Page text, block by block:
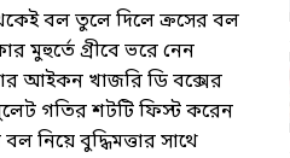
বল তুলে দিলে ক্রসের বল
মুহুর্তে গ্রীবে ভরে নেন
আইকন খাজরি ডি বক্সের
গতির শটটি ফিস্ট করেন
নিয়ে বুদ্ধিমত্তার সাথে